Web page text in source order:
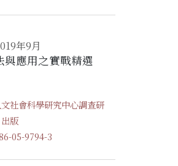
年9月
與應用之實戰精選
社會科學研究中心調查研
版
05-9794-3